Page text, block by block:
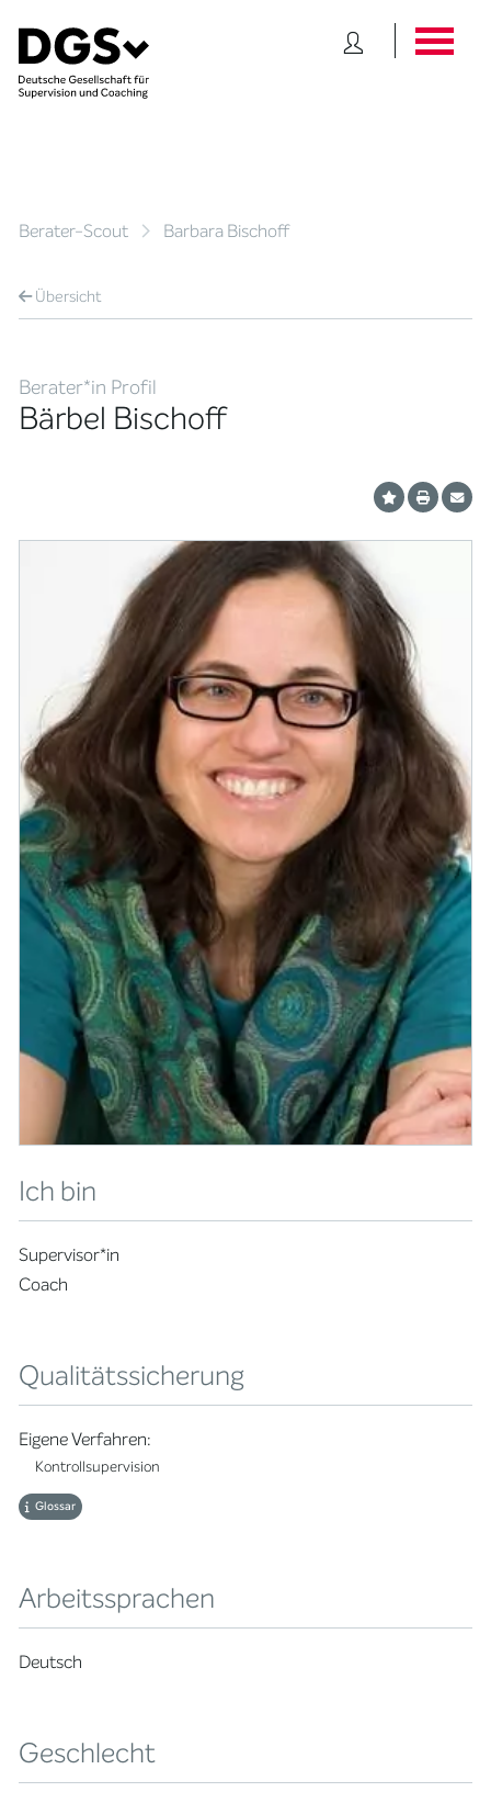
Berater-Scout Barbara Bischoff
Übersicht
Berater*in Profil
Bärbel Bischoff
Ich bin
Supervisor*in
Coach
Qualitätssicherung
Eigene Verfahren:
Kontrollsupervision
Glossar
Arbeitssprachen
Deutsch
Geschlecht